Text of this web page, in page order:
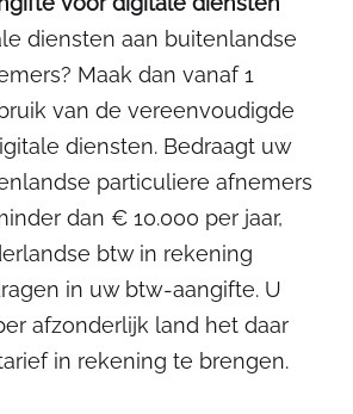
diensten aan buitenlandse
Maak dan vanaf 1
van de vereenvoudigde
diensten. Bedraagt uw
particuliere afnemers
dan € 10.000 per jaar,
btw in rekening
in uw btw-aangifte. U
afzonderlijk land het daar
in rekening te brengen.